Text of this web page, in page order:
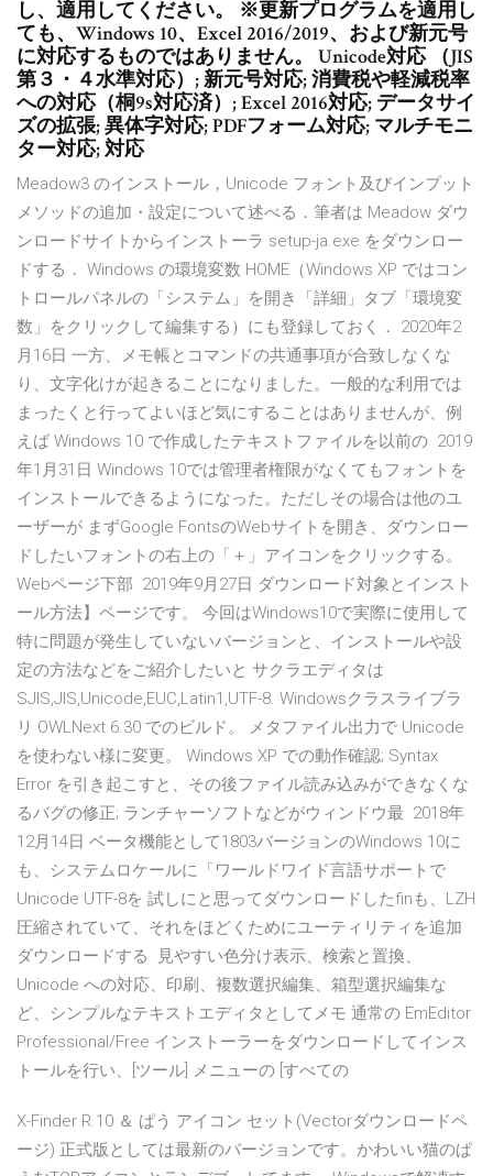
し、適用してください。 ※更新プログラムを適用し
ても、Windows 10、Excel 2016/2019、および新元号
に対応するものではありません。 Unicode対応 （JIS
第３・４水準対応）; 新元号対応; 消費税や軽減税率
への対応（桐9s対応済）; Excel 2016対応; データサイ
ズの拡張; 異体字対応; PDFフォーム対応; マルチモニ
ター対応; 対応
Meadow3 のインストール，Unicode フォント及びインプット
メソッドの追加・設定について述べる．筆者は Meadow ダウ
ンロードサイトからインストーラ setup-ja.exe をダウンロー
ドする． Windows の環境変数 HOME（Windows XP ではコン
トロールパネルの「システム」を開き「詳細」タブ「環境変
数」をクリックして編集する）にも登録しておく． 2020年2
月16日 一方、メモ帳とコマンドの共通事項が合致しなくな
り、文字化けが起きることになりました。一般的な利用では
まったくと行ってよいほど気にすることはありませんが、例
えば Windows 10 で作成したテキストファイルを以前の 2019
年1月31日 Windows 10では管理者権限がなくてもフォントを
インストールできるようになった。ただしその場合は他のユ
ーザーが まずGoogle FontsのWebサイトを開き、ダウンロー
ドしたいフォントの右上の「＋」アイコンをクリックする。
Webページ下部 2019年9月27日 ダウンロード対象とインスト
ール方法】ページです。 今回はWindows10で実際に使用して
特に問題が発生していないバージョンと、インストールや設
定の方法などをご紹介したいと サクラエディタは
SJIS,JIS,Unicode,EUC,Latin1,UTF-8. Windowsクラスライブラ
リ OWLNext 6.30 でのビルド。 メタファイル出力で Unicode
を使わない様に変更。 Windows XP での動作確認; Syntax
Error を引き起こすと、その後ファイル読み込みができなくな
るバグの修正; ランチャーソフトなどがウィンドウ最 2018年
12月14日 ベータ機能として1803バージョンのWindows 10に
も、システムロケールに「ワールドワイド言語サポートで
Unicode UTF-8を 試しにと思ってダウンロードしたfinも、LZH
圧縮されていて、それをほどくためにユーティリティを追加
ダウンロードする 見やすい色分け表示、検索と置換、
Unicode への対応、印刷、複数選択編集、箱型選択編集な
ど、シンプルなテキストエディタとしてメモ 通常の EmEditor
Professional/Free インストーラーをダウンロードしてインス
トールを行い、[ツール] メニューの [すべての
X-Finder R.10 ＆ ぱう アイコン セット(Vectorダウンロードペ
ージ) 正式版としては最新のバージョンです。かわいい猫のぱ